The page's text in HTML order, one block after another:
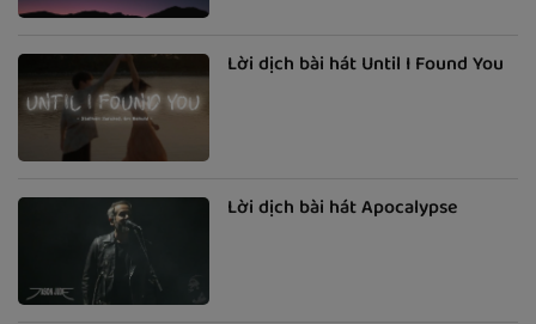
Lời dịch bài hát Until I Found You
Lời dịch bài hát Apocalypse